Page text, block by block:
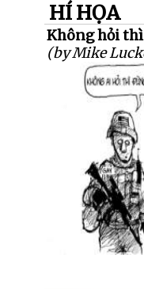
HÍ HỌA
Không hỏi thì
(by Mike